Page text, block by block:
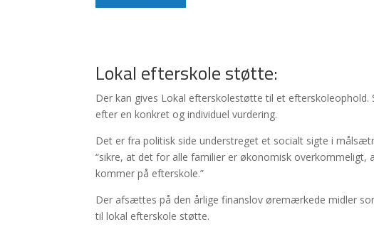
Lokal efterskole støtte:
Der kan gives Lokal efterskolestøtte til et efterskoleophold.
efter en konkret og individuel vurdering.
Det er fra politisk side understreget et socialt sigte i
“sikre, at det for alle familier er økonomisk overkommeligt,
kommer på efterskole.”
Der afsættes på den årlige finanslov øremærkede midler
til lokal efterskole støtte.